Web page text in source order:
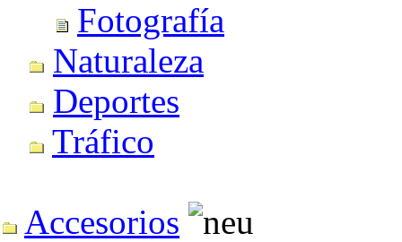
Fotografía
Naturaleza
Deportes
Tráfico
Accesorios